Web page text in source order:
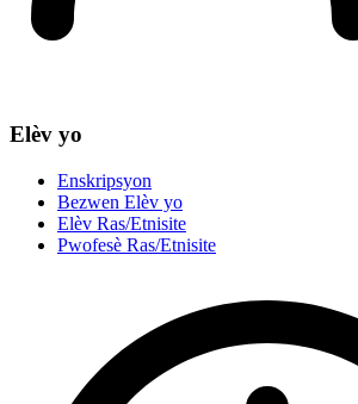
Elèv yo
Enskripsyon
Bezwen Elèv yo
Elèv Ras/Etnisite
Pwofesè Ras/Etnisite